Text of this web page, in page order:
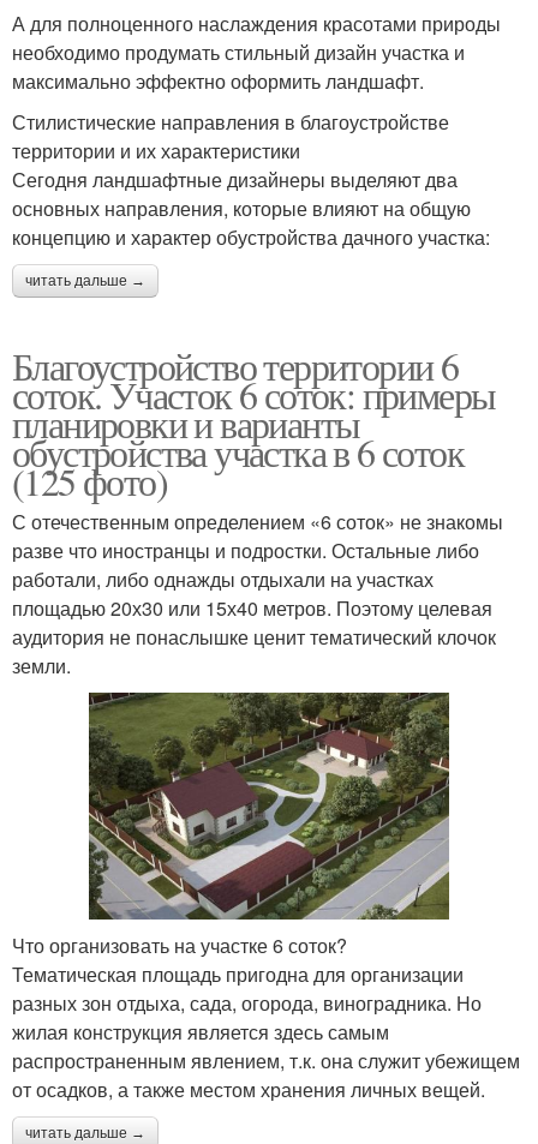
А для полноценного наслаждения красотами природы
необходимо продумать стильный дизайн участка и
максимально эффектно оформить ландшафт.
Стилистические направления в благоустройстве
территории и их характеристики
Сегодня ландшафтные дизайнеры выделяют два
основных направления, которые влияют на общую
концепцию и характер обустройства дачного участка:
читать дальше →
Благоустройство территории 6
соток. Участок 6 соток: примеры
планировки и варианты
обустройства участка в 6 соток
(125 фото)
С отечественным определением «6 соток» не знакомы
разве что иностранцы и подростки. Остальные либо
работали, либо однажды отдыхали на участках
площадью 20х30 или 15х40 метров. Поэтому целевая
аудитория не понаслышке ценит тематический клочок
земли.
Что организовать на участке 6 соток?
Тематическая площадь пригодна для организации
разных зон отдыха, сада, огорода, виноградника. Но
жилая конструкция является здесь самым
распространенным явлением, т.к. она служит убежищем
от осадков, а также местом хранения личных вещей.
читать дальше →